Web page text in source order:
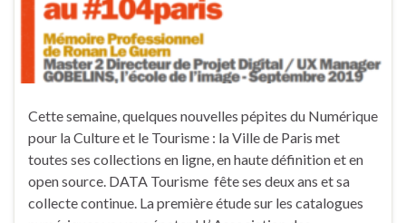
Cette semaine, quelques nouvelles pépites du Numérique
pour la Culture et le Tourisme : la Ville de Paris met
toutes ses collections en ligne, en haute définition et en
open source. DATA Tourisme fête ses deux ans et sa
collecte continue. La première étude sur les catalogues